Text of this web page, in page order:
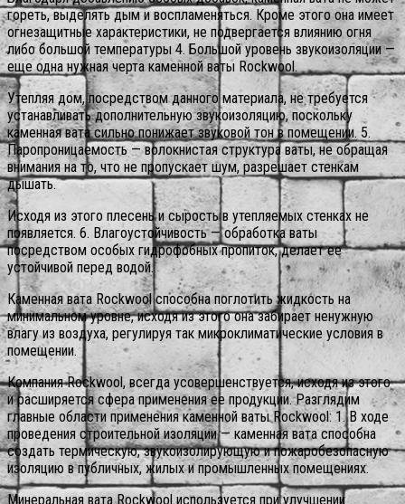
гореть, выделять дым и воспламеняться. Кроме этого она имеет
огнезащитные характеристики, не подвергается влиянию огня
либо большой температуры 4. Большой уровень звукоизоляции —
еще одна нужная черта каменной ваты Rockwool.
Утепляя дом, посредством данного материала, не требуется
устанавливать дополнительную звукоизоляцию, поскольку
каменная вата сильно понижает звуковой тон в помещении. 5.
Паропроницаемость — волокнистая структура ваты, не обращая
внимания на то, что не пропускает шум, разрешает стенкам
дышать.
Исходя из этого плесень и сырость в утепляемых стенках не
появляется. 6. Влагоустойчивость — обработка ваты
посредством особых гидрофобных пропиток, делает ее
устойчивой перед водой.
Каменная вата Rockwool способна поглотить жидкость на
минимальном уровне, исходя из этого она забирает ненужную
влагу из воздуха, регулируя так микроклиматические условия в
помещении.
Компания Rockwool, всегда усовершенствуется, исходя из этого
и расширяется сфера применения ее продукции. Разглядим
главные области применения каменной ваты Rockwool: 1. В ходе
проведения строительной изоляции — каменная вата способна
создать термическую, звукоизолирующую и пожаробезопасную
изоляцию в публичных, жилых и промышленных помещениях.
Минеральная вата Rockwool используется при улучшении